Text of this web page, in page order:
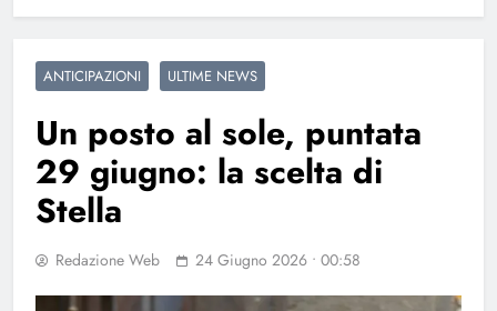
ANTICIPAZIONI ULTIME NEWS
Un posto al sole, puntata
29 giugno: la scelta di
Stella
Redazione Web 24 Giugno 2026 • 00:58